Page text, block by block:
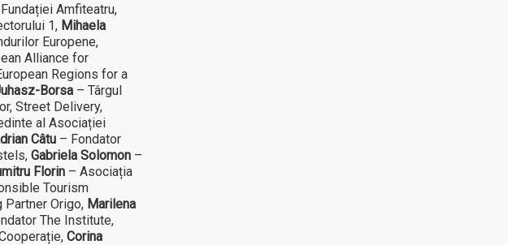
Amfiteatru,
1, Mihaela
Europene,
Alliance for
Regions for a
Borsa– Târgul
Street Delivery,
al Asociației
Câtu– Fondator
Gabriela Solomon–
Florin– Asociația
Tourism
Origo, Marilena
The Institute,
Corina